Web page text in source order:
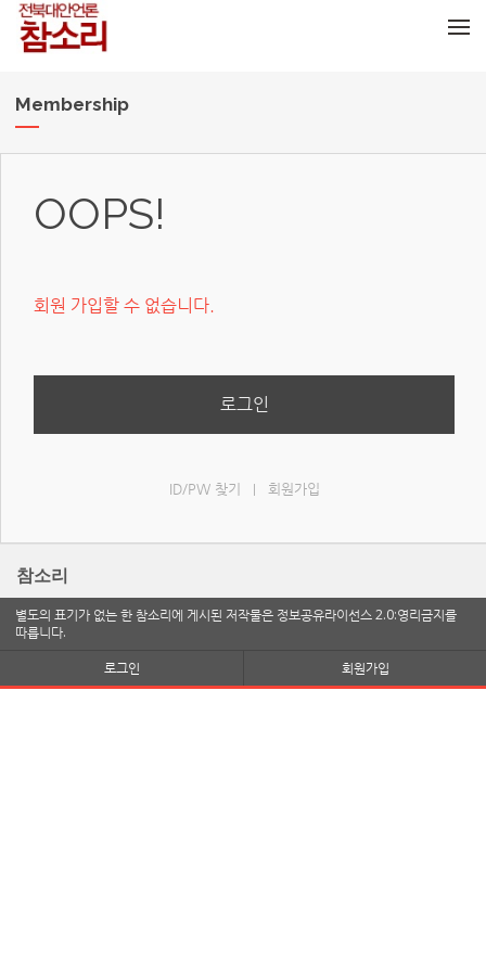
Membership
OOPS!
회원 가입할 수 없습니다.
로그인
ID/PW 찾기 회원가입
참소리
별도의 표기가 없는 한 참소리에 게시된 저작물은 정보공유라이선스 2.0:영리금지를
따릅니다.
로그인
회원가입